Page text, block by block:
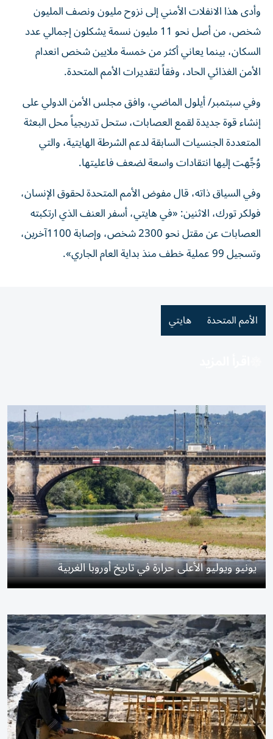
وأدى هذا الانفلات الأمني إلى نزوح مليون ونصف المليون
شخص، من أصل نحو 11 مليون نسمة يشكلون إجمالي عدد
السكان، بينما يعاني أكثر من خمسة ملايين شخص انعدام
الأمن الغذائي الحاد، وفقاً لتقديرات الأمم المتحدة.
وفي سبتمبر/ أيلول الماضي، وافق مجلس الأمن الدولي على
إنشاء قوة جديدة لقمع العصابات، ستحل تدريجياً محل البعثة
المتعددة الجنسيات السابقة لدعم الشرطة الهايتية، والتي
وُجِّهت إليها انتقادات واسعة لضعف فاعليتها.
وفي السياق ذاته، قال مفوض الأمم المتحدة لحقوق الإنسان،
فولكر تورك، الاثنين: «في هايتي، أسفر العنف الذي ارتكبته
العصابات عن مقتل نحو 2300 شخص، وإصابة 1100آخرين،
وتسجيل 99 عملية خطف منذ بداية العام الجاري».
الأمم المتحدة هايتي
يونيو ويوليو الأعلى حرارة في تاريخ أوروبا الغربية